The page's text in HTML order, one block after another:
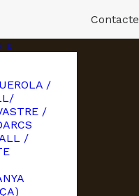
Contacte
/
/
/